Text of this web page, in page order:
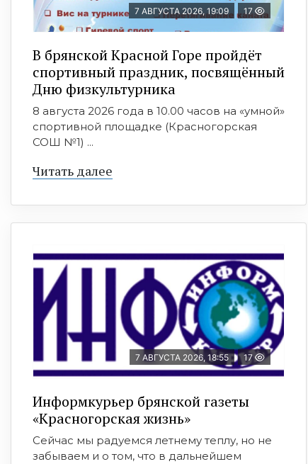
7 АВГУСТА 2026, 19:09 17
В брянской Красной Горе пройдёт
спортивный праздник, посвящённый
Дню физкультурника
8 августа 2026 года в 10.00 часов на «умной»
спортивной площадке (Красногорская
СОШ №1) ...
Читать далее
7 АВГУСТА 2026, 18:55 17
Информкурьер брянской газеты
«Красногорская жизнь»
Сейчас мы радуемся летнему теплу, но не
забываем и о том, что в дальнейшем